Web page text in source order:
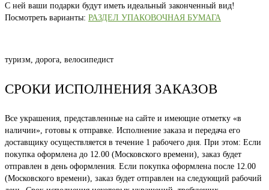
С ней ваши подарки будут иметь идеальный законченный вид!
Посмотреть варианты: РАЗДЕЛ УПАКОВОЧНАЯ БУМАГА
туризм, дорога, велосипедист
СРОКИ ИСПОЛНЕНИЯ ЗАКАЗОВ
Все украшения, представленные на сайте и имеющие отметку «в
наличии», готовы к отправке. Исполнение заказа и передача его
доставщику осуществляется в течение 1 рабочего дня. При этом: Если
покупка оформлена до 12.00 (Московского времени), заказ будет
отправлен в день оформления. Если покупка оформлена после 12.00
(Московского времени), заказ будет отправлен на следующий рабочий